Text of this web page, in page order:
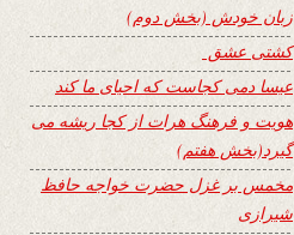
زبان خودش (بخش دوم)
کشتی عشق
عیسا دمی کجاست که احیای ما کند
هویت و فرهنگ هرات از کجا ریشه می
گیرد(بخش هفتم)
مخمس بر غزل حضرت خواجه حافظ
شیرازی